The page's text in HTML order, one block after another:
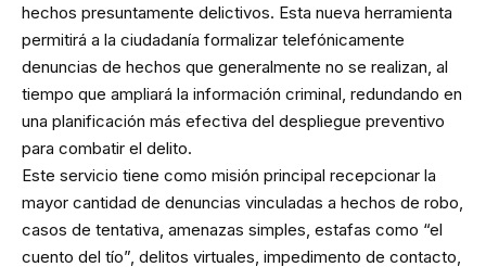
hechos presuntamente delictivos. Esta nueva herramienta
permitirá a la ciudadanía formalizar telefónicamente
denuncias de hechos que generalmente no se realizan, al
tiempo que ampliará la información criminal, redundando en
una planificación más efectiva del despliegue preventivo
para combatir el delito.
Este servicio tiene como misión principal recepcionar la
mayor cantidad de denuncias vinculadas a hechos de robo,
casos de tentativa, amenazas simples, estafas como “el
cuento del tío”, delitos virtuales, impedimento de contacto,